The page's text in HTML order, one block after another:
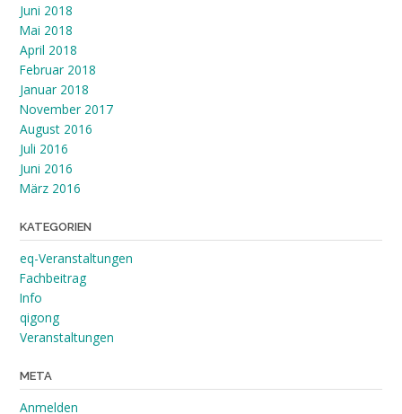
Juni 2018
Mai 2018
April 2018
Februar 2018
Januar 2018
November 2017
August 2016
Juli 2016
Juni 2016
März 2016
KATEGORIEN
eq-Veranstaltungen
Fachbeitrag
Info
qigong
Veranstaltungen
META
Anmelden